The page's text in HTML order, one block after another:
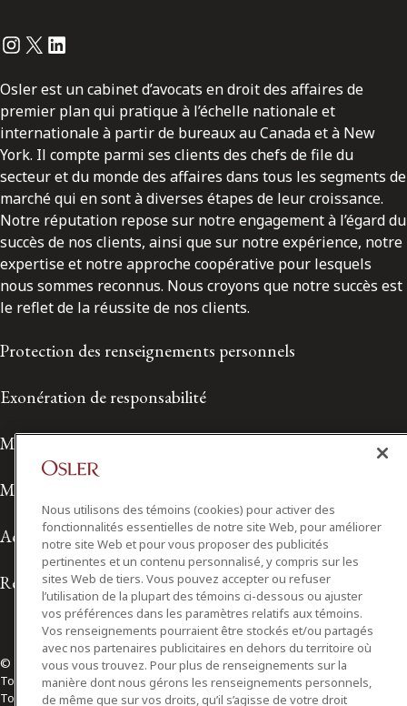
Instagram
Twitter
LinkedIn
Osler est un cabinet d’avocats en droit des affaires de
premier plan qui pratique à l’échelle nationale et
internationale à partir de bureaux au Canada et à New
York. Il compte parmi ses clients des chefs de file du
secteur et du monde des affaires dans tous les segments de
marché qui en sont à diverses étapes de leur croissance.
Notre réputation repose sur notre engagement à l’égard du
succès de nos clients, ainsi que sur notre expérience, notre
expertise et notre approche coopérative pour lesquels
nous sommes reconnus. Nous croyons que notre succès est
le reflet de la réussite de nos clients.
Protection des renseignements personnels
Exonération de responsabilité
Modalités de prestation de services
Modalités d'utilisation
Accessibilité
Relations avec les médias
© 2026 Osler, Hoskin & Harcourt S.E.N.C.R.L./s.r.l.
Tous droits réservés
Toronto | Montréal | Calgary | Vancouver | Ottawa | New York
Nous utilisons des témoins (cookies) pour activer des
fonctionnalités essentielles de notre site Web, pour améliorer
notre site Web et pour vous proposer des publicités
pertinentes et un contenu personnalisé, y compris sur les
sites Web de tiers. Vous pouvez accepter ou refuser
l’utilisation de la plupart des témoins ci-dessous ou ajuster
vos préférences dans les paramètres relatifs aux témoins.
Vos renseignements pourraient être stockés et/ou partagés
avec nos partenaires publicitaires en dehors du territoire où
vous vous trouvez. Pour plus de renseignements sur la
manière dont nous gérons les renseignements personnels,
de même que sur vos droits, qu’il s’agisse de votre droit